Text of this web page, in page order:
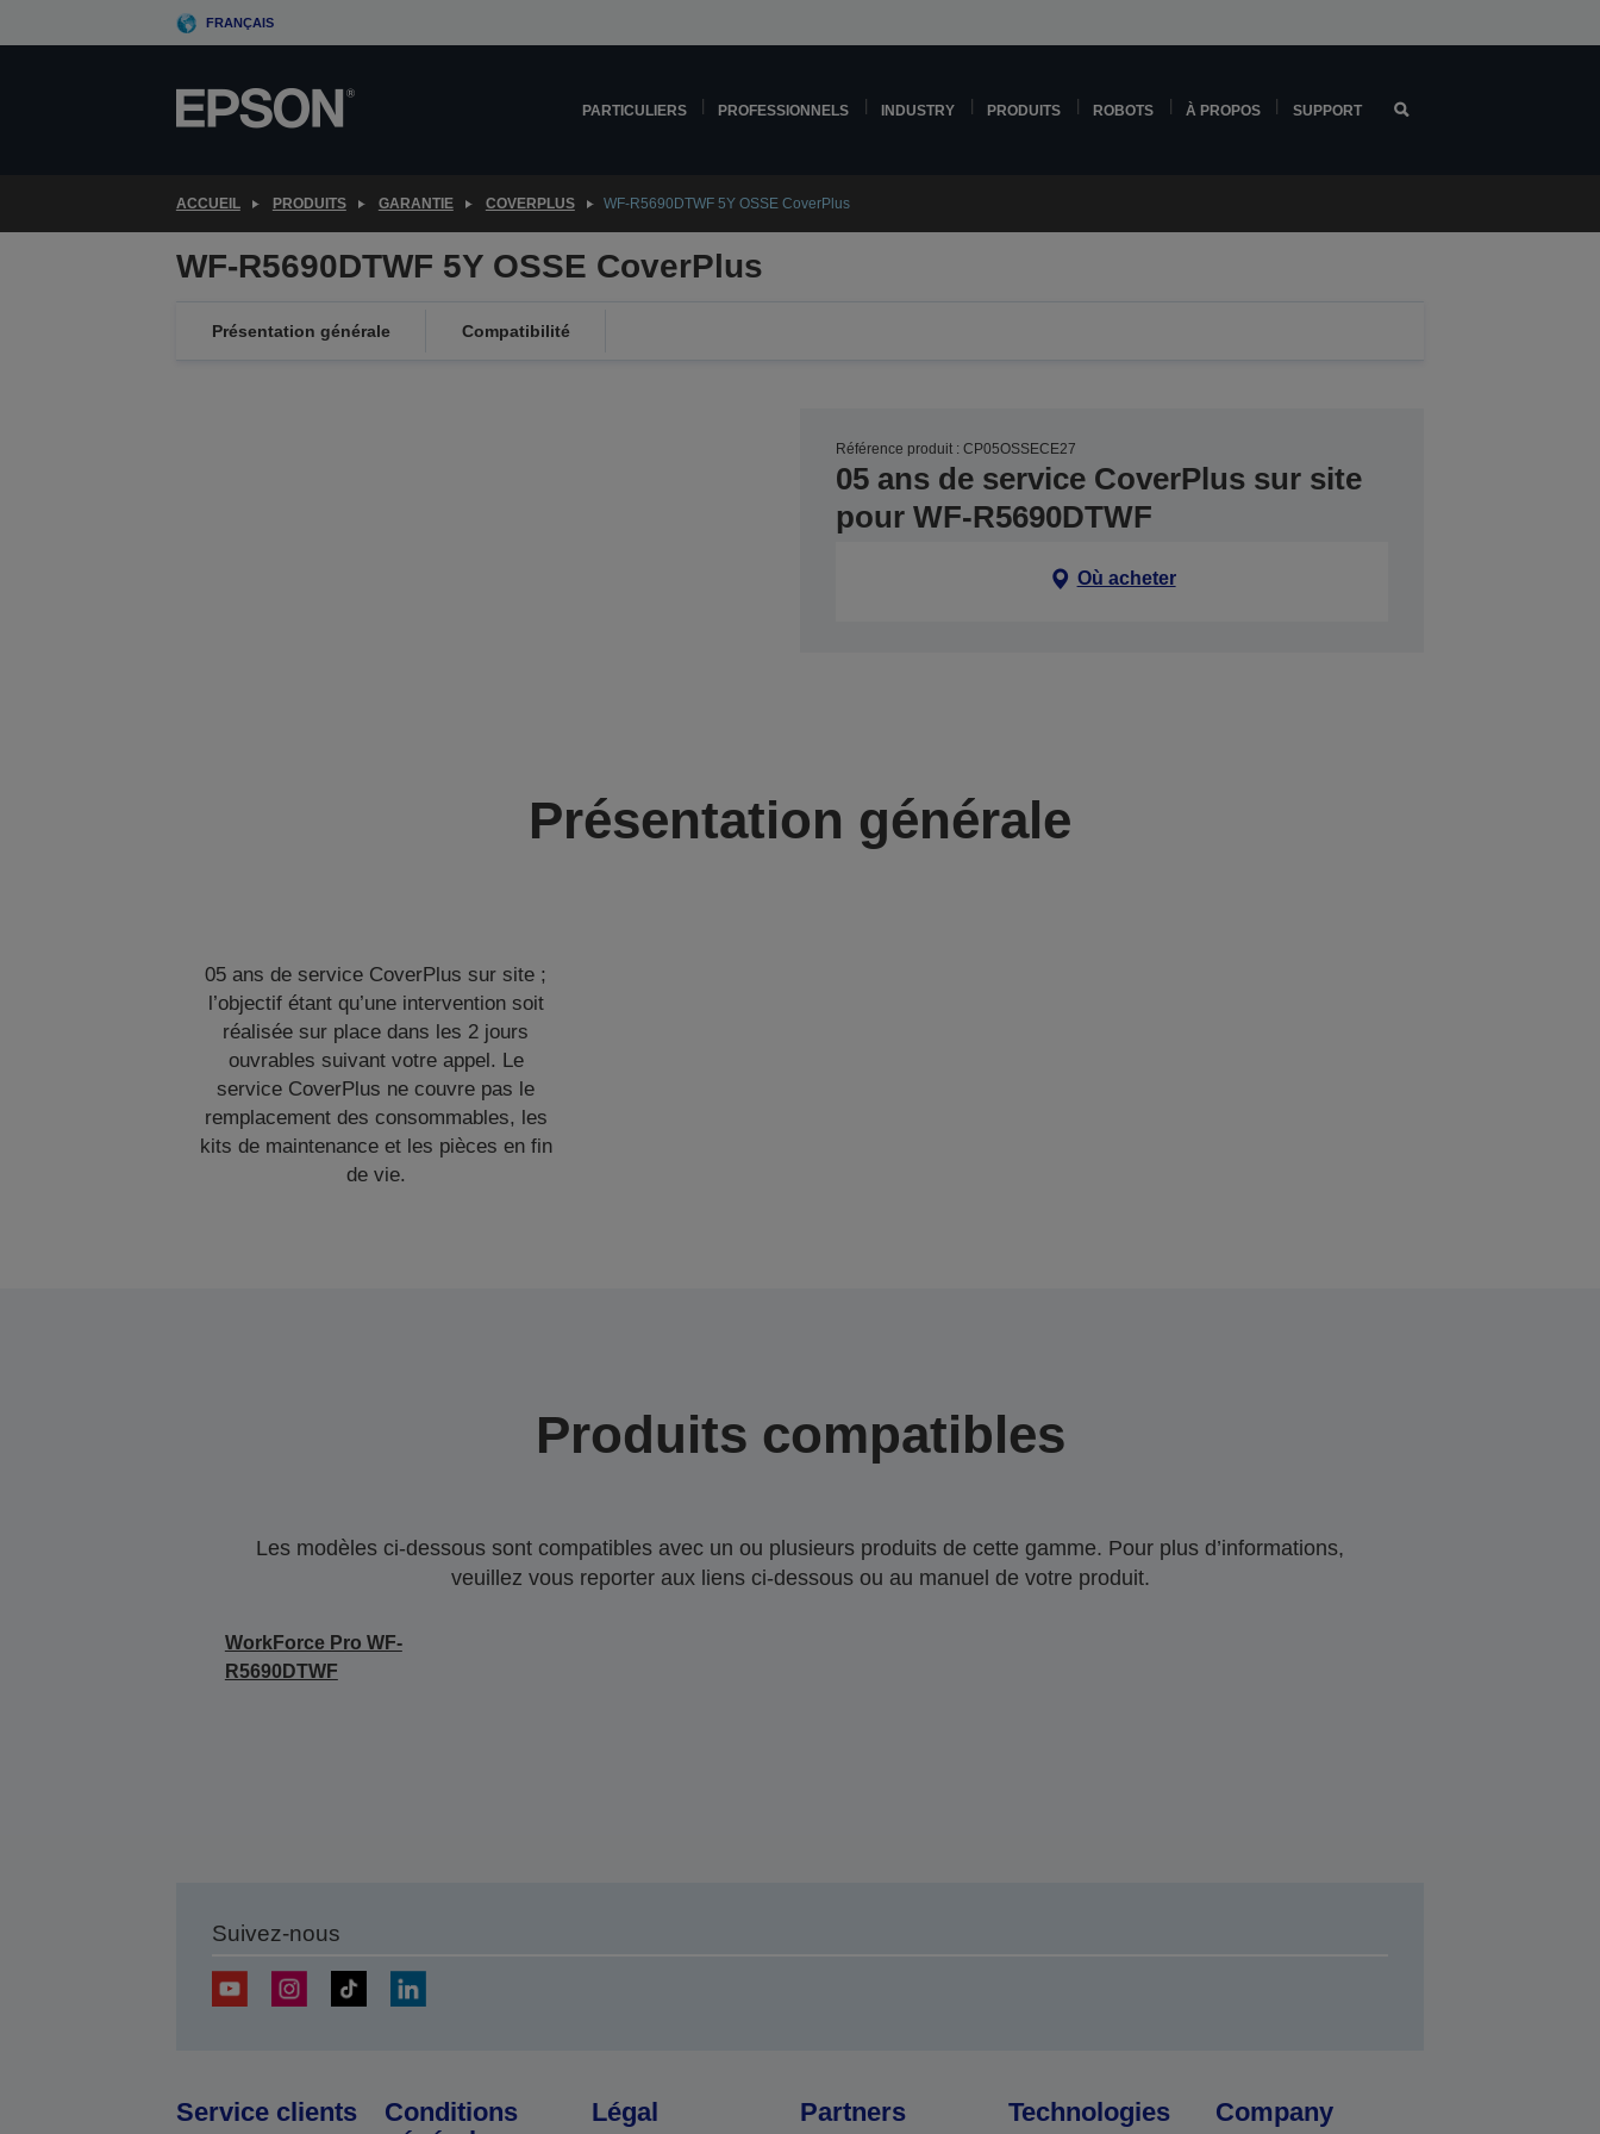
to
FRANÇAIS
PARTICULIERS PROFESSIONNELS INDUSTRY PRODUITS ROBOTS À PROPOS SUPPORT
ACCUEIL PRODUITS GARANTIE COVERPLUS WF-R5690DTWF 5Y OSSE CoverPlus
WF-R5690DTWF 5Y OSSE CoverPlus
Présentation générale Compatibilité
Référence produit : CP05OSSECE27
05 ans de service CoverPlus sur site
pour WF-R5690DTWF
Où acheter
Présentation générale
05 ans de service CoverPlus sur site ;
l’objectif étant qu’une intervention soit
réalisée sur place dans les 2 jours
ouvrables suivant votre appel. Le
service CoverPlus ne couvre pas le
remplacement des consommables, les
kits de maintenance et les pièces en fin
de vie.
Produits compatibles
Les modèles ci-dessous sont compatibles avec un ou plusieurs produits de cette gamme. Pour plus d’informations,
veuillez vous reporter aux liens ci-dessous ou au manuel de votre produit.
WorkForce Pro WF-
R5690DTWF
Suivez-nous
Service clients
Conditions
Légal Partners Technologies Company